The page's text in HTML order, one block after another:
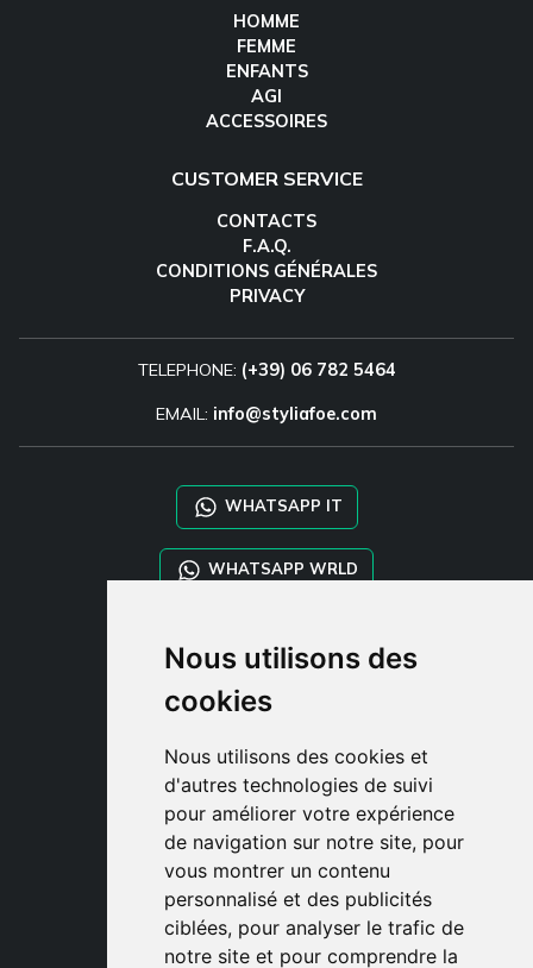
Nous utilisons des
cookies
Nous utilisons des cookies et
d'autres technologies de suivi
pour améliorer votre expérience
de navigation sur notre site, pour
vous montrer un contenu
personnalisé et des publicités
ciblées, pour analyser le trafic de
notre site et pour comprendre la
HOMME
FEMME
ENFANTS
AGI
ACCESSOIRES
CUSTOMER SERVICE
CONTACTS
F.A.Q.
CONDITIONS GÉNÉRALES
PRIVACY
TELEPHONE: (+39) 06 782 5464
EMAIL: info@styliafoe.com
WHATSAPP IT
WHATSAPP WRLD
STYLIA SERVICES
SHOP B2B
TAYLOR MADE ORDERS
CLIENT
ENREGISTRE-TOI
ACCÈS
PANIER